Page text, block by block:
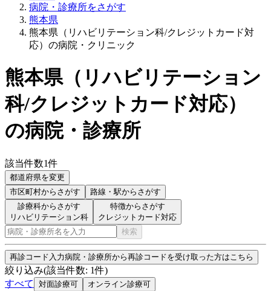
病院・診療所をさがす
熊本県
熊本県（リハビリテーション科/クレジットカード対
応）の病院・クリニック
熊本県（ リハビリテーション
科/クレジットカード対応）
の病院・診療所
該当件数1件
都道府県を変更
市区町村からさがす 路線・駅からさがす
診療科からさがす
リハビリテーション科
特徴からさがす
クレジットカード対応
検索
再診コード入力病院・診療所から再診コードを受け取った方はこちら
絞り込み(該当件数: 1件)
すべて
対面診療可 オンライン診療可